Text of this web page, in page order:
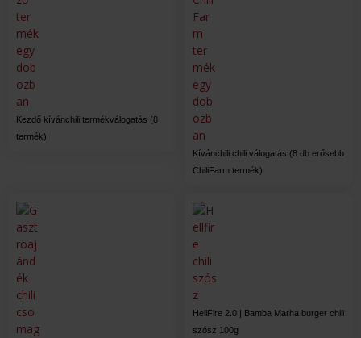
Kezdő kívánchili termékválogatás (8
termék)
Kívánchili chili válogatás (8 db erősebb
ChiliFarm termék)
HellFire 2.0 | Bamba Marha burger chili
szósz 100g